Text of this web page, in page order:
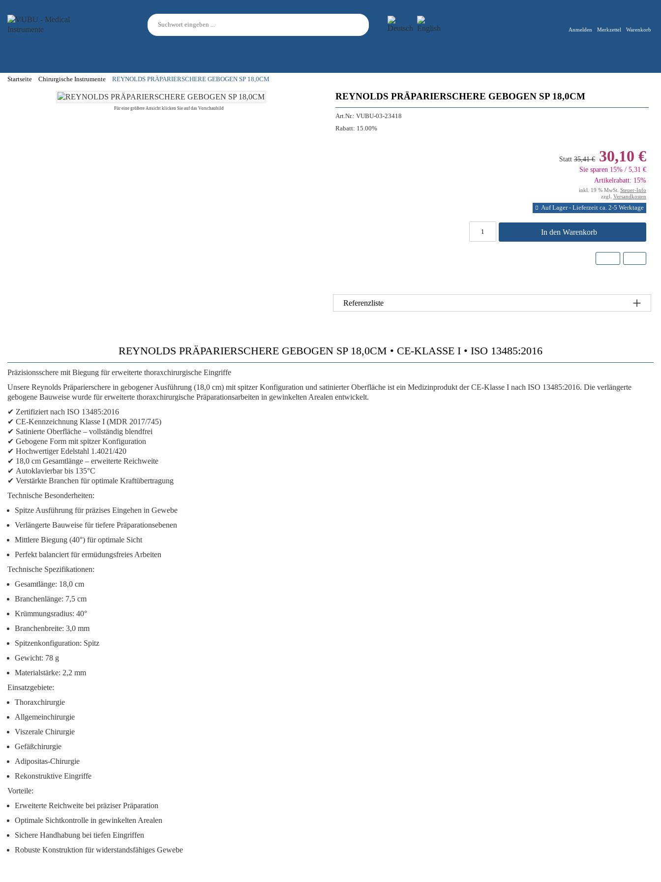
Anmelden Merkzettel Warenkorb
Startseite Chirurgische Instrumente REYNOLDS PRÄPARIERSCHERE GEBOGEN SP 18,0CM
Für eine größere Ansicht klicken Sie auf das Vorschaubild
REYNOLDS PRÄPARIERSCHERE GEBOGEN SP 18,0CM
Art.Nr.: VUBU-03-23418
Rabatt: 15.00%
Statt 35,41 € 30,10 €
Sie sparen 15% / 5,31 €
Artikelrabatt: 15%
inkl. 19 % MwSt. Steuer-Info
zzgl. Versandkosten
Auf Lager - Lieferzeit ca. 2-5 Werktage
In den Warenkorb
Referenzliste
REYNOLDS PRÄPARIERSCHERE GEBOGEN SP 18,0CM • CE-KLASSE I • ISO 13485:2016
Präzisionsschere mit Biegung für erweiterte thoraxchirurgische Eingriffe
Unsere Reynolds Präparierschere in gebogener Ausführung (18,0 cm) mit spitzer Konfiguration und satinierter Oberfläche ist ein Medizinprodukt der CE-Klasse I nach ISO 13485:2016. Die verlängerte
gebogene Bauweise wurde für erweiterte thoraxchirurgische Präparationsarbeiten in gewinkelten Arealen entwickelt.
✔ Zertifiziert nach ISO 13485:2016
✔ CE-Kennzeichnung Klasse I (MDR 2017/745)
✔ Satinierte Oberfläche – vollständig blendfrei
✔ Gebogene Form mit spitzer Konfiguration
✔ Hochwertiger Edelstahl 1.4021/420
✔ 18,0 cm Gesamtlänge – erweiterte Reichweite
✔ Autoklavierbar bis 135°C
✔ Verstärkte Branchen für optimale Kraftübertragung
Technische Besonderheiten:
Spitze Ausführung für präzises Eingehen in Gewebe
Verlängerte Bauweise für tiefere Präparationsebenen
Mittlere Biegung (40°) für optimale Sicht
Perfekt balanciert für ermüdungsfreies Arbeiten
Technische Spezifikationen:
Gesamtlänge: 18,0 cm
Branchenlänge: 7,5 cm
Krümmungsradius: 40°
Branchenbreite: 3,0 mm
Spitzenkonfiguration: Spitz
Gewicht: 78 g
Materialstärke: 2,2 mm
Einsatzgebiete:
Thoraxchirurgie
Allgemeinchirurgie
Viszerale Chirurgie
Gefäßchirurgie
Adipositas-Chirurgie
Rekonstruktive Eingriffe
Vorteile:
Erweiterte Reichweite bei präziser Präparation
Optimale Sichtkontrolle in gewinkelten Arealen
Sichere Handhabung bei tiefen Eingriffen
Robuste Konstruktion für widerstandsfähiges Gewebe